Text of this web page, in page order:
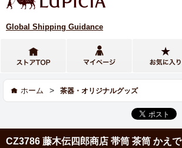
Global Shipping Guidance
ホーム > 茶器・オリジナルグッズ
CZ3786 藤木伝四郎商店 帯筒 茶筒 かえで